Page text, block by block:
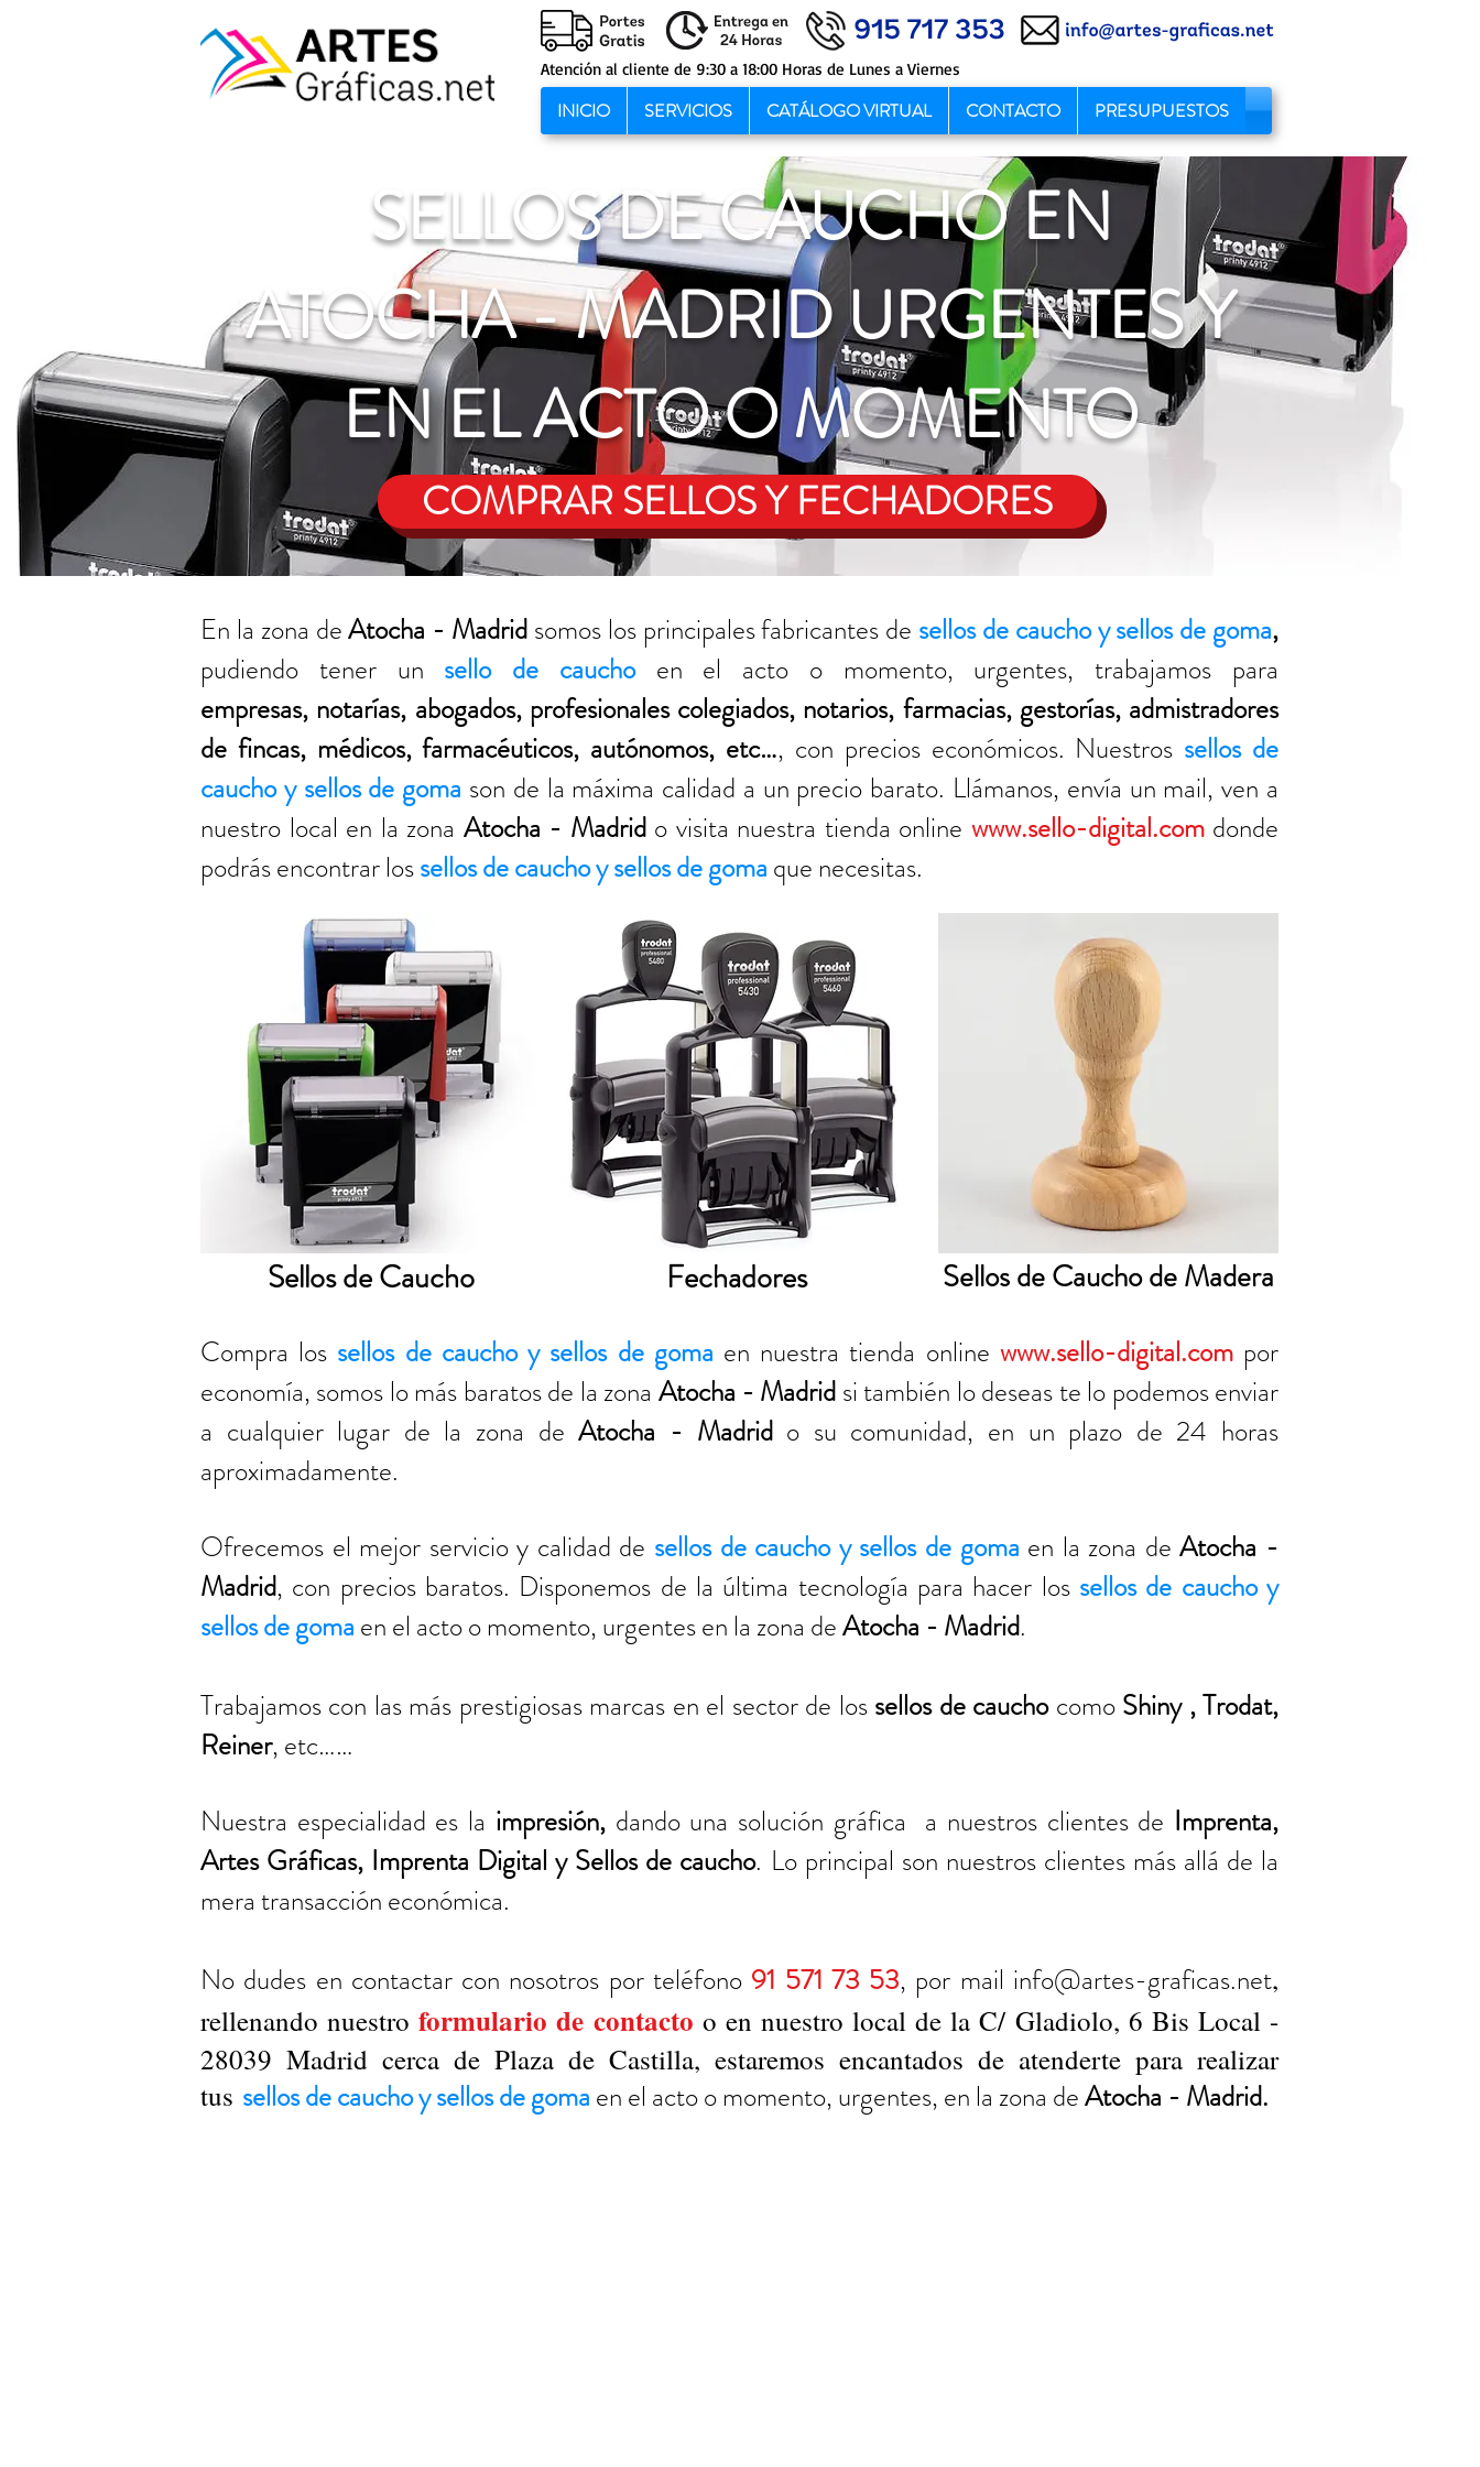
Atención al cliente de 9:30 a 18:00 Horas de Lunes a Viernes
INICIO SERVICIOS CATÁLOGO VIRTUAL CONTACTO PRESUPUESTOS
SELLOS DE CAUCHO EN
ATOCHA - MADRID URGENTES Y
EN EL ACTO O MOMENTO
COMPRAR SELLOS Y FECHADORES
En la zona deAtocha - Madridsomos los principales fabricantes de sellos de caucho y sellos de goma,
pudiendo tener un sello de cauchoen el acto o momento, urgentes, trabajamos para
empresas, notarías, abogados, profesionales colegiados, notarios, farmacias, gestorías, admistradores
de fincas, médicos, farmacéuticos, autónomos, etc…, con precios económicos. Nuestros sellos de
caucho y sellos de goma son de la máxima calidad a un precio barato. Llámanos, envía un mail, ven a
nuestro local en la zona Atocha - Madrido visita nuestra tienda online www.sello-digital.com donde
podrás encontrar lossellos de caucho y sellos de gomaque necesitas.
Sellos de Caucho Fechadores Sellos de Caucho de Madera
Compra los sellos de caucho y sellos de goma en nuestra tienda online www.sello-digital.compor
economía, somos lo más baratos de la zona Atocha - Madridsi también lo deseas te lo podemos enviar
a cualquier lugar de la zona deAtocha - Madrido su comunidad, en un plazo de 24 horas
aproximadamente.
Ofrecemos el mejor servicio y calidad de sellos de caucho y sellos de goma en la zona deAtocha -
Madrid, con precios baratos. Disponemos de la última tecnología para hacer los sellos de caucho y
sellos de gomaen el acto o momento, urgentes en la zona deAtocha - Madrid.
Trabajamos con las más prestigiosas marcas en el sector de lossellos de cauchocomoShiny , Trodat,
Reiner, etc……
Nuestra especialidad es la impresión,dando una solución gráfica a nuestros clientes de Imprenta,
Artes Gráficas, Imprenta Digital ySellos de caucho. Lo principal son nuestros clientes más allá de la
mera transacción económica.
No dudes en contactar con nosotros por teléfono 91 571 73 53, por mail info@artes-graficas.net,
rellenando nuestroformulario de contacto o en nuestro local de la C/ Gladiolo, 6 Bis Local -
28039 Madrid cerca de Plaza de Castilla, estaremos encantados de atenderte para realizar
tus sellos de caucho y sellos de gomaen el acto o momento, urgentes, en la zona deAtocha - Madrid.